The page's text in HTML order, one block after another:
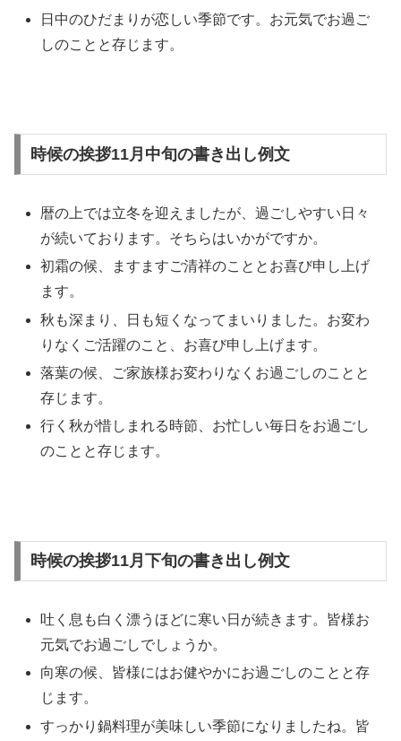
日中のひだまりが恋しい季節です。お元気でお過ご
しのことと存じます。
時候の挨拶11月中旬の書き出し例文
暦の上では立冬を迎えましたが、過ごしやすい日々
が続いております。そちらはいかがですか。
初霜の候、ますますご清祥のこととお喜び申し上げ
ます。
秋も深まり、日も短くなってまいりました。お変わ
りなくご活躍のこと、お喜び申し上げます。
落葉の候、ご家族様お変わりなくお過ごしのことと
存じます。
行く秋が惜しまれる時節、お忙しい毎日をお過ごし
のことと存じます。
時候の挨拶11月下旬の書き出し例文
吐く息も白く漂うほどに寒い日が続きます。皆様お
元気でお過ごしでしょうか。
向寒の候、皆様にはお健やかにお過ごしのことと存
じます。
すっかり鍋料理が美味しい季節になりましたね。皆